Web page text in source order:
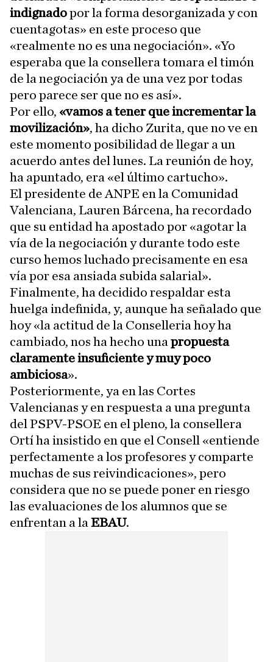
indignadopor la forma desorganizada y con
cuentagotas» en este proceso que
«realmente no es una negociación». «Yo
esperaba que la consellera tomara el timón
de la negociación ya de una vez por todas
pero parece ser que no es así».
Por ello, «vamos a tener que incrementar la
movilización», ha dicho Zurita, que no ve en
este momento posibilidad de llegar a un
acuerdo antes del lunes. La reunión de hoy,
ha apuntado, era «el último cartucho».
El presidente de ANPE en la Comunidad
Valenciana, Lauren Bárcena, ha recordado
que su entidad ha apostado por «agotar la
vía de la negociación y durante todo este
curso hemos luchado precisamente en esa
vía por esa ansiada subida salarial».
Finalmente, ha decidido respaldar esta
huelga indefinida, y, aunque ha señalado que
hoy «la actitud de la Conselleria hoy ha
cambiado, nos ha hecho una propuesta
claramente insuficiente y muy poco
ambiciosa».
Posteriormente, ya en las Cortes
Valencianas y en respuesta a una pregunta
del PSPV-PSOE en el pleno, la consellera
Ortí ha insistido en que el Consell «entiende
perfectamente a los profesores y comparte
muchas de sus reivindicaciones», pero
considera que no se puede poner en riesgo
las evaluaciones de los alumnos que se
enfrentan a la EBAU.